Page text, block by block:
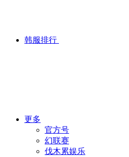
韩服排行
更多
官方号
幻联赛
伐木累娱乐